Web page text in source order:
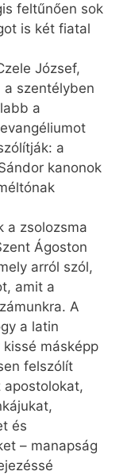
feltűnően sok
is két fiatal
József,
a szentélyben
a
a
kanonok
a zsolozsma
Ágoston
arról szól,
amit a
A
a latin
másképp
felszólít
apostolokat,
és
– manapság